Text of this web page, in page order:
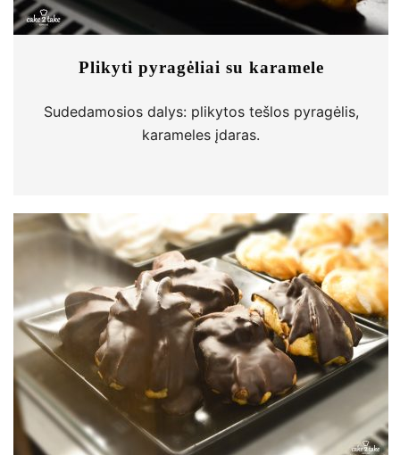
Plikyti pyragėliai su karamele
Sudedamosios dalys: plikytos tešlos pyragėlis,
karameles įdaras.